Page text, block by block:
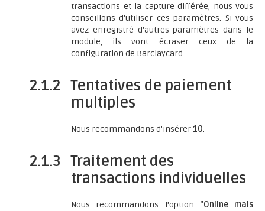
transactions et la capture différée, nous vous
conseillons d'utiliser ces paramètres. Si vous
avez enregistré d'autres paramètres dans le
module, ils vont écraser ceux de la
configuration de Barclaycard.
2.1.2
Tentatives de paiement
multiples
Nous recommandons d'insérer10.
2.1.3
Traitement des
transactions individuelles
Nous recommandons l'option "Online mais